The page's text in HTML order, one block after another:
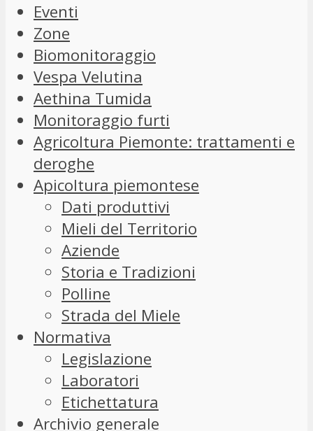
Eventi
Zone
Biomonitoraggio
Vespa Velutina
Aethina Tumida
Monitoraggio furti
Agricoltura Piemonte: trattamenti e
deroghe
Apicoltura piemontese
Dati produttivi
Mieli del Territorio
Aziende
Storia e Tradizioni
Polline
Strada del Miele
Normativa
Legislazione
Laboratori
Etichettatura
Archivio generale